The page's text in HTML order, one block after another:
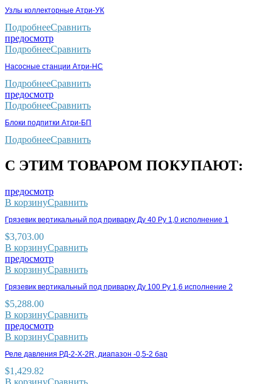
Узлы коллекторные Атри-УК
ПодробнееСравнить
предосмотр
ПодробнееСравнить
Насосные станции Атри-НС
ПодробнееСравнить
предосмотр
ПодробнееСравнить
Блоки подпитки Атри-БП
ПодробнееСравнить
С ЭТИМ ТОВАРОМ ПОКУПАЮТ:
предосмотр
В корзинуСравнить
Грязевик вертикальный под приварку Ду 40 Ру 1,0 исполнение 1
$3,703.00
В корзинуСравнить
предосмотр
В корзинуСравнить
Грязевик вертикальный под приварку Ду 100 Ру 1,6 исполнение 2
$5,288.00
В корзинуСравнить
предосмотр
В корзинуСравнить
Реле давления РД-2-X-2R, диапазон -0,5-2 бар
$1,429.82
В корзинуСравнить